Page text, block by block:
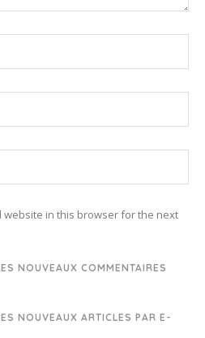
website in this browser for the next
NOUVEAUX COMMENTAIRES
NOUVEAUX ARTICLES PAR E-